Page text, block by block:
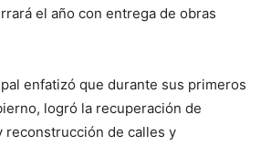
el año con entrega de obras
enfatizó que durante sus primeros
logró la recuperación de
reconstrucción de calles y